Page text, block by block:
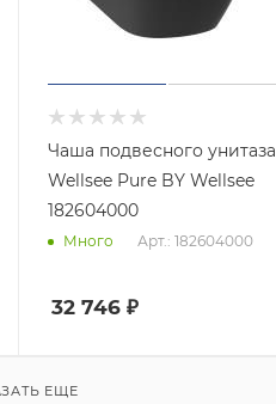
Чаша подвесного унитаза
Wellsee Pure BY Wellsee
182604000
Много Арт.: 182604000
32 746₽
ЕЩЕ